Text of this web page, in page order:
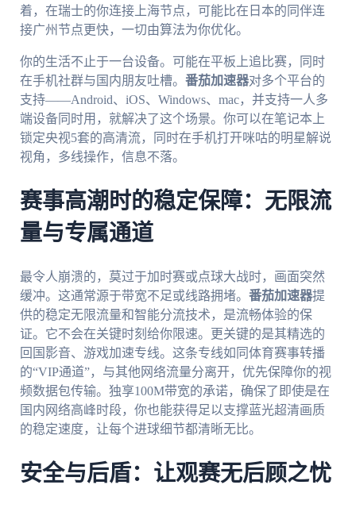
着，在瑞士的你连接上海节点，可能比在日本的同伴连
接广州节点更快，一切由算法为你优化。
你的生活不止于一台设备。可能在平板上追比赛，同时
在手机社群与国内朋友吐槽。 番茄加速器对多个平台的
支持——Android、iOS、Windows、mac，并支持一人多
端设备同时用，就解决了这个场景。你可以在笔记本上
锁定央视5套的高清流，同时在手机打开咪咕的明星解说
视角，多线操作，信息不落。
赛事高潮时的稳定保障：无限流
量与专属通道
最令人崩溃的，莫过于加时赛或点球大战时，画面突然
缓冲。这通常源于带宽不足或线路拥堵。 番茄加速器提
供的稳定无限流量和智能分流技术，是流畅体验的保
证。它不会在关键时刻给你限速。更关键的是其精选的
回国影音、游戏加速专线。这条专线如同体育赛事转播
的“VIP通道”，与其他网络流量分离开，优先保障你的视
频数据包传输。独享100M带宽的承诺，确保了即使是在
国内网络高峰时段，你也能获得足以支撑蓝光超清画质
的稳定速度，让每个进球细节都清晰无比。
安全与后盾：让观赛无后顾之忧